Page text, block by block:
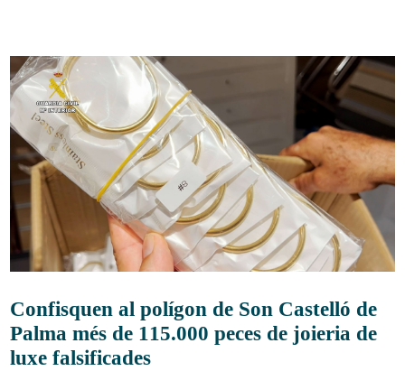
Confisquen al polígon de Son Castelló de
Palma més de 115.000 peces de joieria de
luxe falsificades